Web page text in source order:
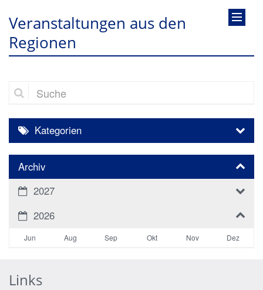
Veranstaltungen aus den
Regionen
Suche
Kategorien
Archiv
2027
2026
Jun Aug Sep Okt Nov Dez
Links